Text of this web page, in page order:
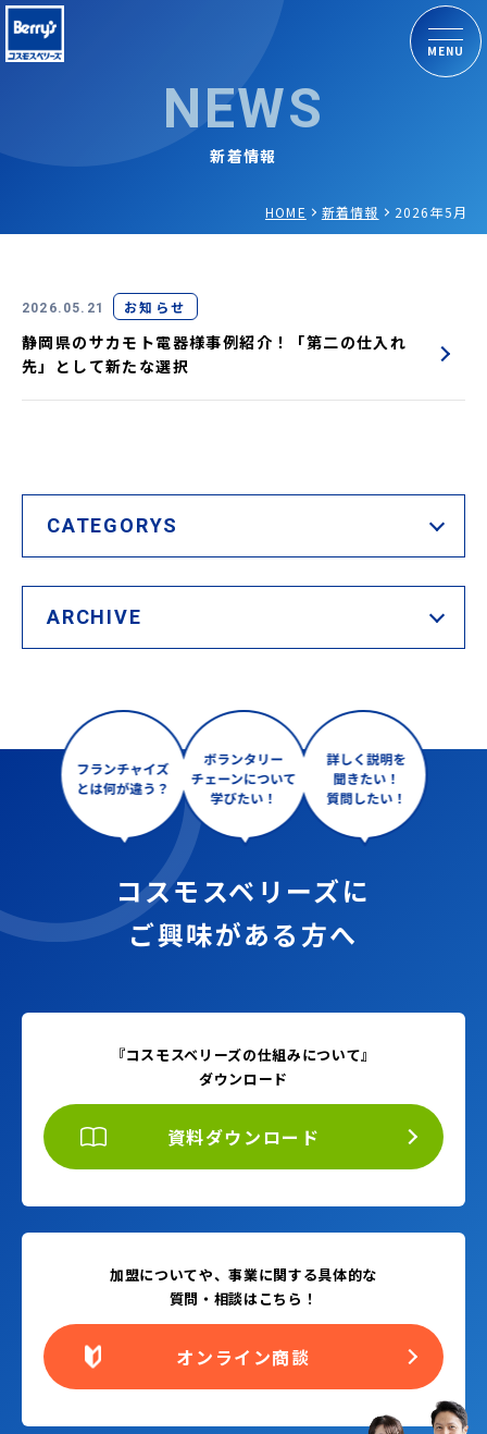
MENU
NEWS
新着情報
HOME 新着情報 2026年5月
2026.05.21 お知らせ
静岡県のサカモト電器様事例紹介！「第二の仕入れ
先」として新たな選択
CATEGORYS
ARCHIVE
コスモスベリーズに
ご興味がある方へ
『コスモスベリーズの仕組みについて』
ダウンロード
資料ダウンロード
加盟についてや、事業に関する具体的な
質問・相談はこちら！
オンライン商談